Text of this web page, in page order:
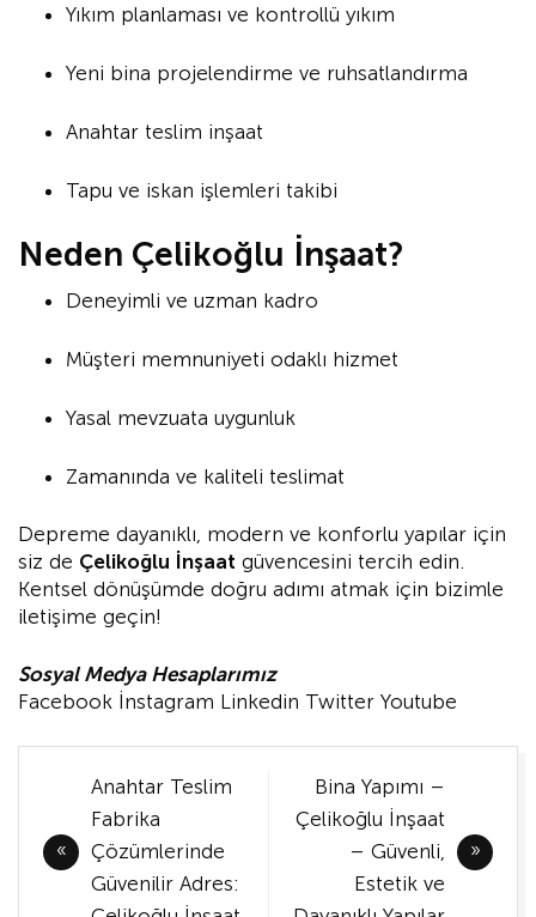
Yıkım planlaması ve kontrollü yıkım
Yeni bina projelendirme ve ruhsatlandırma
Anahtar teslim inşaat
Tapu ve iskan işlemleri takibi
Neden Çelikoğlu İnşaat?
Deneyimli ve uzman kadro
Müşteri memnuniyeti odaklı hizmet
Yasal mevzuata uygunluk
Zamanında ve kaliteli teslimat
Depreme dayanıklı, modern ve konforlu yapılar için
siz de Çelikoğlu İnşaat güvencesini tercih edin.
Kentsel dönüşümde doğru adımı atmak için bizimle
iletişime geçin!
Sosyal Medya Hesaplarımız
Facebook İnstagram Linkedin Twitter Youtube
gezinmesi
Anahtar Teslim
Fabrika
Çözümlerinde
Güvenilir Adres:
Bina Yapımı –
Çelikoğlu İnşaat
– Güvenli,
Estetik ve